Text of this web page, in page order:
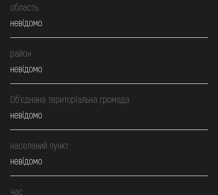
область
невідомо
район
невідомо
Об’єднана територіальна громада
невідомо
населений пункт
невідомо
час